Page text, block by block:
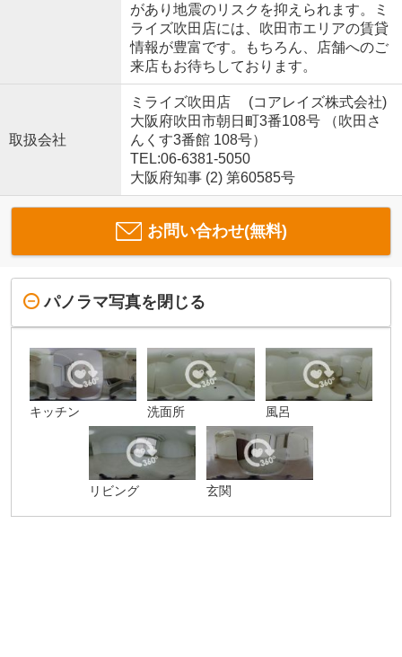
があり地震のリスクを抑えられます。ミ
ライズ吹田店には、吹田市エリアの賃貸
情報が豊富です。もちろん、店舗へのご
来店もお待ちしております。
取扱会社
ミライズ吹田店 (コアレイズ株式会社)
大阪府吹田市朝日町3番108号 （吹田さ
んくす3番館 108号）
TEL:06-6381-5050
大阪府知事 (2) 第60585号
お問い合わせ(無料)
パノラマ写真を閉じる
キッチン 洗面所 風呂
リビング 玄関